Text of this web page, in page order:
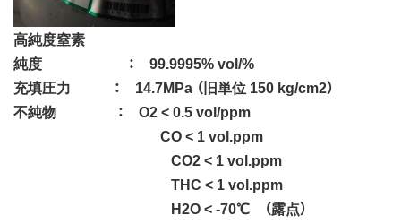
高純度窒素
純度 ： 99.9995% vol/%
充填圧力 ： 14.7MPa （旧単位 150 kg/cm2）
不純物 ： O2 < 0.5 vol/ppm
CO < 1 vol.ppm
CO2 < 1 vol.ppm
THC < 1 vol.ppm
H2O < -70℃ （露点）